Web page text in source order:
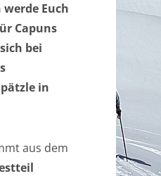
werde Euch
Capuns
bei
in
aus dem